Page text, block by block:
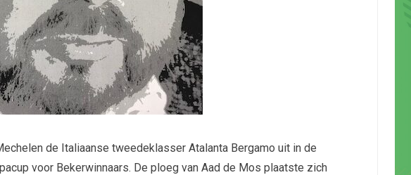
de Italiaanse tweedeklasser Atalanta Bergamo uit in de
voor Bekerwinnaars. De ploeg van Aad de Mos plaatste zich